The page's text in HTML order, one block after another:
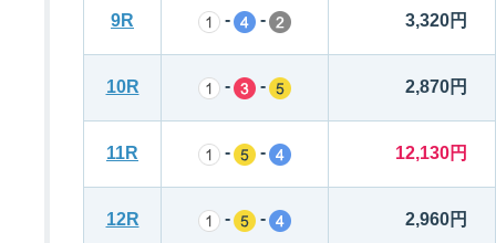
9R - - 3,320円
10R - - 2,870円
11R - - 12,130円
12R - - 2,960円